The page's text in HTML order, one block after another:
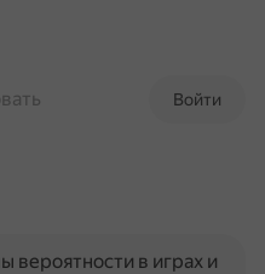
Войти
вероятности в играх и